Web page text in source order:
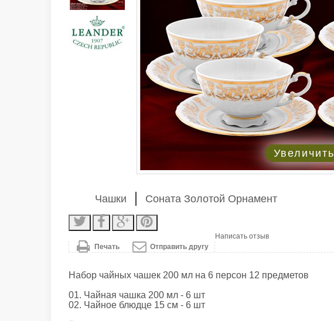
Увеличить
Чашки Соната Золотой Орнамент
Отправить другу
Печать
Написать отзыв
Набор чайных чашек 200 мл на 6 персон 12 предметов
01. Чайная чашка 200 мл - 6 шт
02. Чайное блюдце 15 см - 6 шт